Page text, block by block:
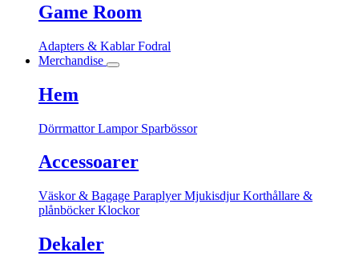
Game Room
Adapters & KablarFodral
Merchandise
Hem
DörrmattorLampor Sparbössor
Accessoarer
Väskor & Bagage ParaplyerMjukisdjurKorthållare &
plånböckerKlockor
Dekaler